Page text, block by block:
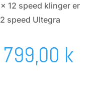
12 speed klinger er
speed Ultegra
799,00 k